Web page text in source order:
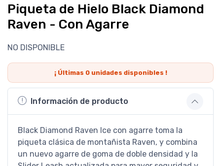
Piqueta de Hielo Black Diamond
Raven - Con Agarre
NO DISPONIBLE
¡ Últimas 0unidades disponibles !
Información de producto
Black Diamond Raven Ice con agarre toma la
piqueta clásica de montañista Raven, y combina
un nuevo agarre de goma de doble densidad y la